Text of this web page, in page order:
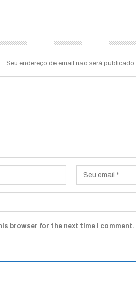
Seu endereço de email não será publicado.
browser for the next time I comment.